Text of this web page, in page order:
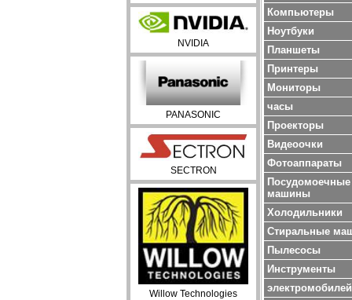
NVIDIA
PANASONIC
SECTRON
Willow Technologies
Компьютеры
Ноутбуки
Планшеты
Принтеры
Мониторы
часы
Проекторы
Bидеоочки
Фотоаппараты
Посудомоечные
машины
Холодильники
Стиральные
Пылесосы
Инструменты
электромобилей